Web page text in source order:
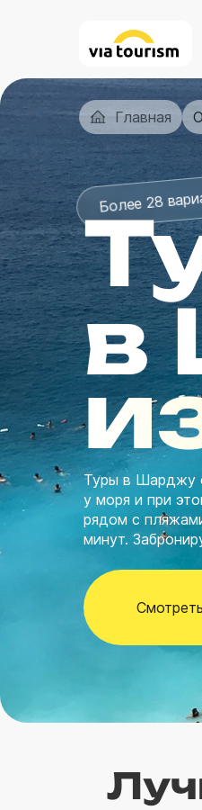
Главная
Более 28
в
Туры в Шарджу
у моря и при
рядом с
минут.